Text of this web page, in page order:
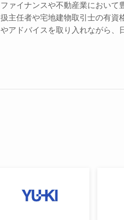
ファイナンスや不動産業において
扱主任者や宅地建物取引士の有資
やアドバイスを取り入れながら、